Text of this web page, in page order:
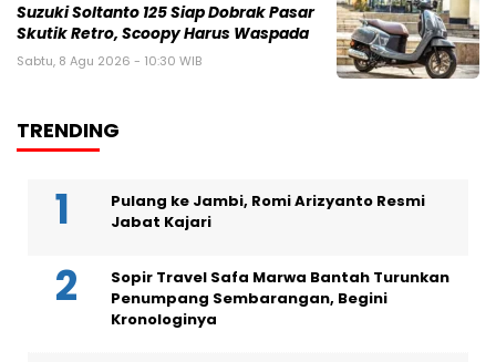
Suzuki Soltanto 125 Siap Dobrak Pasar
Skutik Retro, Scoopy Harus Waspada
Sabtu, 8 Agu 2026 - 10:30 WIB
TRENDING
Pulang ke Jambi, Romi Arizyanto Resmi
Jabat Kajari
Sopir Travel Safa Marwa Bantah Turunkan
Penumpang Sembarangan, Begini
Kronologinya